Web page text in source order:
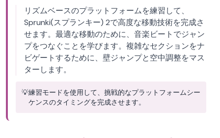
リズムベースのプラットフォームを練習して、
Sprunki(スプランキー) 2で高度な移動技術を完成さ
せます。最適な移動のために、音楽ビートでジャン
プをつなぐことを学びます。複雑なセクションをナ
ビゲートするために、壁ジャンプと空中調整をマス
ターします。
💡練習モードを使用して、挑戦的なプラットフォームシー
ケンスのタイミングを完成させます。